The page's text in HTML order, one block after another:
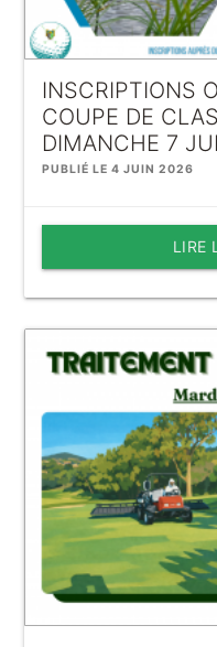
INSCRIPTIONS
COUPE DE
DIMANCHE 7
PUBLIÉ LE 4 JUIN 2026
LIRE